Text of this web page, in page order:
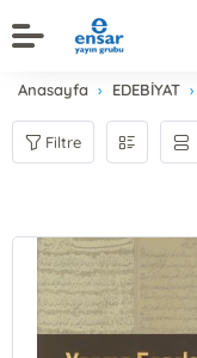
Anasayfa EDEBİYAT
Filtre